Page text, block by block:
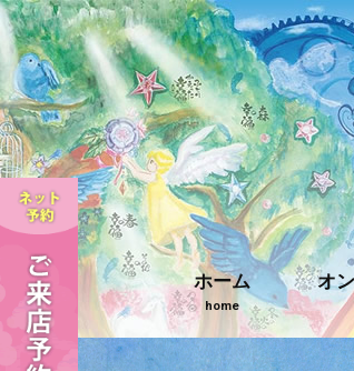
ホーム
home
オ